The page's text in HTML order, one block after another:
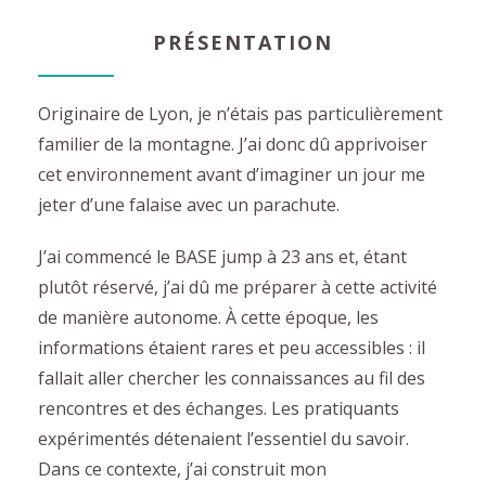
PRÉSENTATION
Originaire de Lyon, je n’étais pas particulièrement
familier de la montagne. J’ai donc dû apprivoiser
cet environnement avant d’imaginer un jour me
jeter d’une falaise avec un parachute.
J’ai commencé le BASE jump à 23 ans et, étant
plutôt réservé, j’ai dû me préparer à cette activité
de manière autonome. À cette époque, les
informations étaient rares et peu accessibles : il
fallait aller chercher les connaissances au fil des
rencontres et des échanges. Les pratiquants
expérimentés détenaient l’essentiel du savoir.
Dans ce contexte, j’ai construit mon